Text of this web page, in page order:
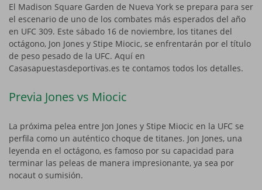
El Madison Square Garden de Nueva York se prepara para ser
el escenario de uno de los combates más esperados del año
en UFC 309. Este sábado 16 de noviembre, los titanes del
octágono, Jon Jones y Stipe Miocic, se enfrentarán por el título
de peso pesado de la UFC. Aquí en
Casasapuestasdeportivas.es te contamos todos los detalles.
Previa Jones vs Miocic
La próxima pelea entre Jon Jones y Stipe Miocic en la UFC se
perfila como un auténtico choque de titanes. Jon Jones, una
leyenda en el octágono, es famoso por su capacidad para
terminar las peleas de manera impresionante, ya sea por
nocaut o sumisión.